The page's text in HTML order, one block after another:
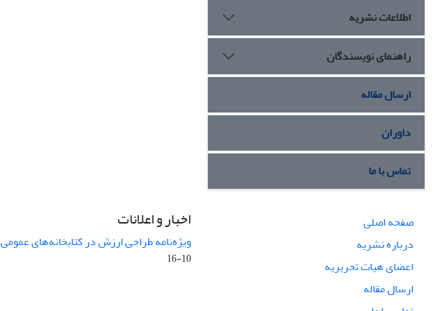
اطلاعات نشریه
راهنمای نویسندگان
ارسال مقاله
داوران
تماس با ما
صفحه اصلی
درباره نشریه
اعضای هیات تحریریه
ارسال مقاله
اخبار و اعلانات
ویژه‌نامه طراحی ارزش در کتابخانه‌های عمومی
10-16